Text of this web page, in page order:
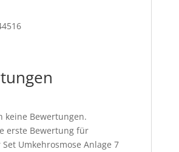
keine Bewertungen.
erste Bewertung für
Umkehrosmose Anlage 7